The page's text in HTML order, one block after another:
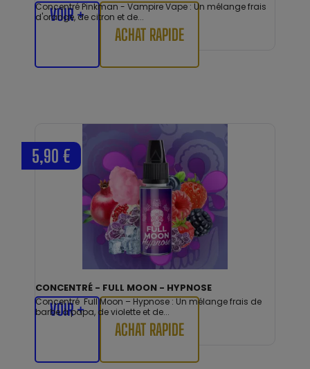
Concentré Pinkman - Vampire Vape : Un mélange frais
d'orange, de citron et de...
VOIR +
ACHAT RAPIDE
CONCENTRÉ - FULL MOON - HYPNOSE
Concentré Full Moon – Hypnose : Un mélange frais de
barbe à papa, de violette et de...
5,90 €
VOIR +
ACHAT RAPIDE